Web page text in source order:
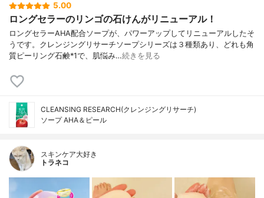
5.00
ロングセラーのリンゴの石けんがリニューアル！
ロングセラーAHA配合ソープが、パワーアップしてリニューアルしたそ
うです。クレンジングリサーチソープシリーズは３種類あり、どれも角
質ピーリング石鹸*1で、肌悩み…続きを見る
CLEANSING RESEARCH(クレンジングリサーチ)
ソープ AHA＆ピール
スキンケア大好き
トラネコ